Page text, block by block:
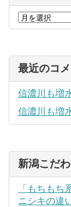
最近のコ
信濃川も増
信濃川も増
新潟こだ
「もちもち
ニシキの違